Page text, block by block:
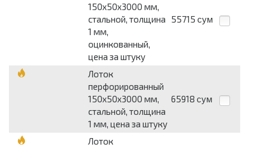
150х50х3000 мм,
стальной, толщина
1 мм,
оцинкованный,
цена за штуку
55715 сум
Лоток
перфорированный
150х50х3000 мм,
стальной, толщина
1 мм, цена за штуку
65918 сум
Лоток